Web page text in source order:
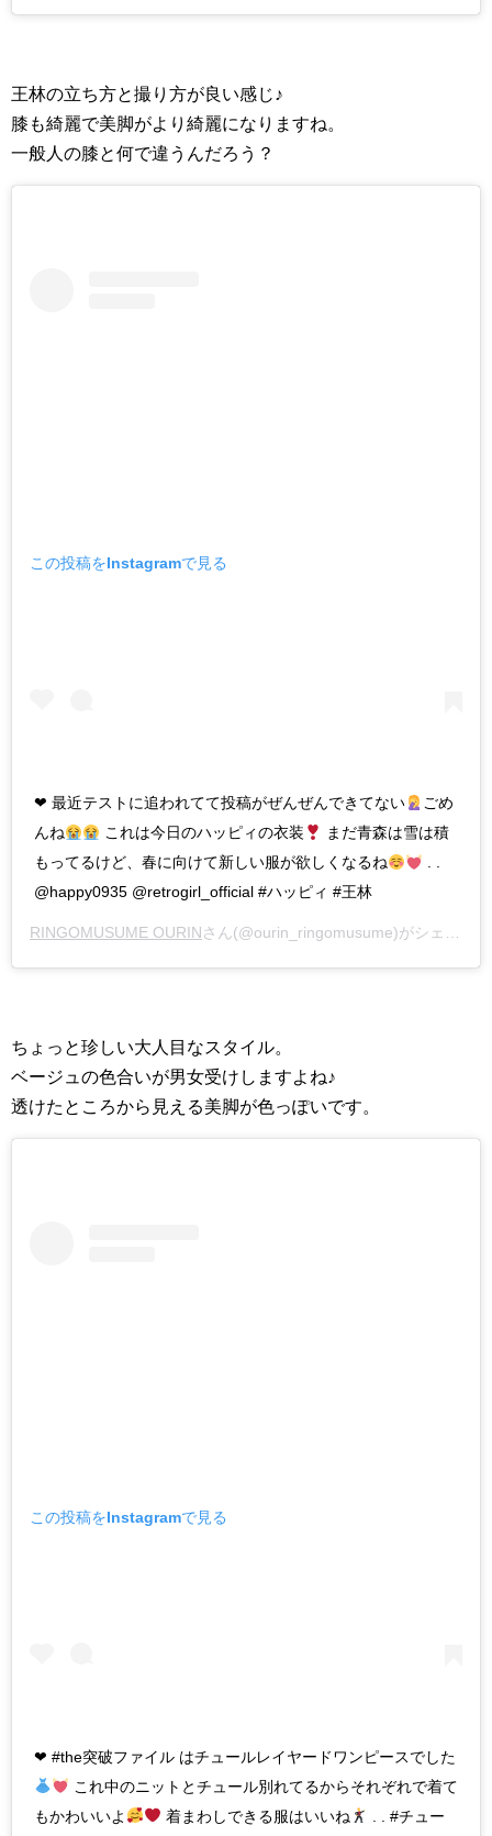
王林の立ち方と撮り方が良い感じ♪
膝も綺麗で美脚がより綺麗になりますね。
一般人の膝と何で違うんだろう？
この投稿をInstagramで見る
❤︎ 最近テストに追われてて投稿がぜんぜんできてない
ごめ
んね
これは今日のハッピィの衣装
まだ青森は雪は積
もってるけど、春に向けて新しい服が欲しくなるね
. .
@happy0935 @retrogirl_official #ハッピィ #王林
RINGOMUSUME OURINさん(@ourin_ringomusume)がシェアした投稿 –
ちょっと珍しい大人目なスタイル。
ベージュの色合いが男女受けしますよね♪
透けたところから見える美脚が色っぽいです。
この投稿をInstagramで見る
❤︎ #the突破ファイル はチュールレイヤードワンピースでした
これ中のニットとチュール別れてるからそれぞれで着て
もかわいいよ
着まわしできる服はいいね
. . #チュー